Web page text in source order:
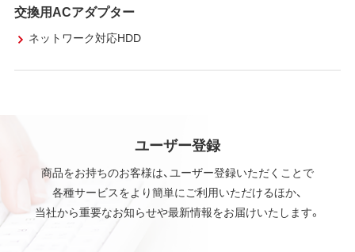
交換用ACアダプター
ネットワーク対応HDD
ユーザー登録
商品をお持ちのお客様は、ユーザー登録いただくことで
各種サービスをより簡単にご利用いただけるほか、
当社から重要なお知らせや最新情報をお届けいたします。